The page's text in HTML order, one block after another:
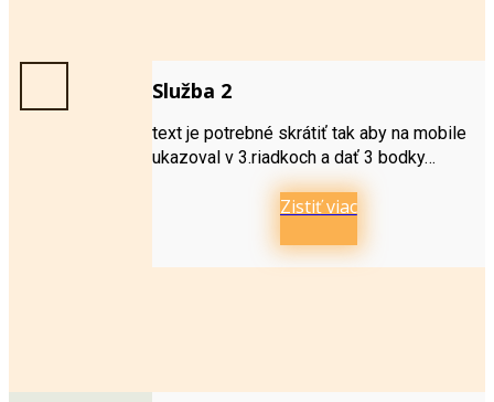
Služba 2
text je potrebné skrátiť tak aby na mobile
ukazoval v 3.riadkoch a dať 3 bodky…
Zistiť viac